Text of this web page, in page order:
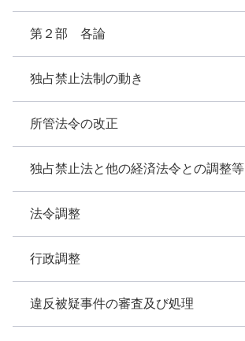
第２部 各論
独占禁止法制の動き
所管法令の改正
独占禁止法と他の経済法令との調整等
法令調整
行政調整
違反被疑事件の審査及び処理